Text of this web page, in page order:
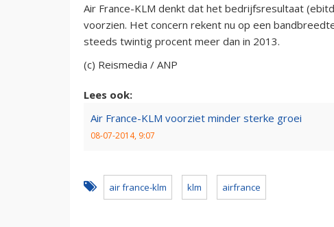
Air France-KLM denkt dat het bedrijfsresultaat
voorzien. Het concern rekent nu op een
steeds twintig procent meer dan in 2013.
(c) Reismedia / ANP
Lees ook:
Air France-KLM voorziet minder sterke groei
08-07-2014, 9:07
air france-klm klm airfrance